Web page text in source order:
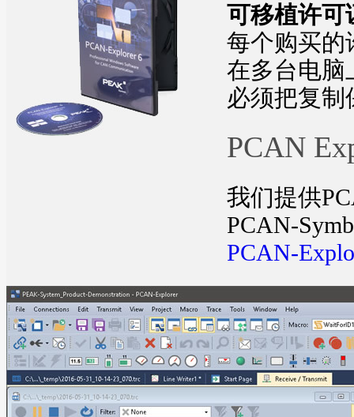
可移植许可
每个购买的
在多台电脑
必须把复制
PCAN
我们提供
PCAN-
PCAN-